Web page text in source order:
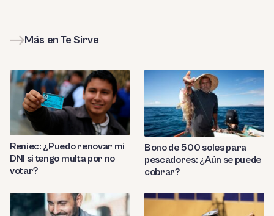
Más en Te Sirve
Reniec: ¿Puedo renovar mi
DNI si tengo multa por no
votar?
Bono de 500 soles para
pescadores: ¿Aún se puede
cobrar?